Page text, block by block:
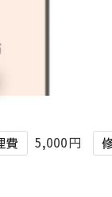
費 5,000円